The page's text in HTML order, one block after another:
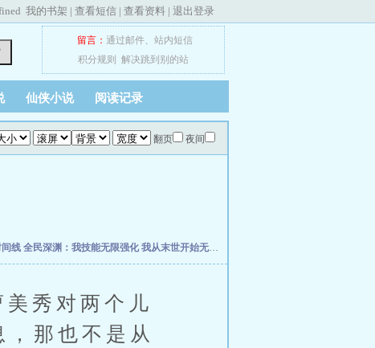
我的书架 | 查看短信 | 查看资料 | 退出登录
留言： 通过邮件、 站内短信
积分规则
解决跳到别的站
仙侠小说 阅读记录
翻页 夜间
线 全民深渊：我技能无限强化我从末世开始无敌
秀对两个儿
那也不是从